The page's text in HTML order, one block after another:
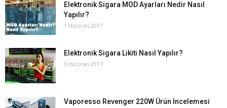
Elektronik Sigara MOD Ayarları Nedir Nasıl
Yapılır?
1 Haziran 2017
Elektronik Sigara Likiti Nasıl Yapılır?
3 Haziran 2017
Vaporesso Revenger 220W Ürün İncelemesi